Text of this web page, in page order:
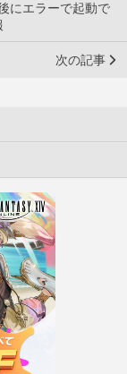
にエラーで起動で
次の記事